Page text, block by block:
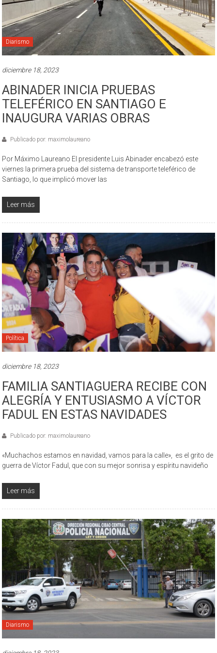
Diarismo
diciembre 18, 2023
ABINADER INICIA PRUEBAS
TELEFÉRICO EN SANTIAGO E
INAUGURA VARIAS OBRAS
Publicado por: maximolaureano
Por Máximo Laureano El presidente Luis Abinader encabezó este
viernes la primera prueba del sistema de transporte teleférico de
Santiago, lo que implicó mover las
Leer más
Política
diciembre 18, 2023
FAMILIA SANTIAGUERA RECIBE CON
ALEGRÍA Y ENTUSIASMO A VÍCTOR
FADUL EN ESTAS NAVIDADES
Publicado por: maximolaureano
«Muchachos estamos en navidad, vamos para la calle», es el grito de
guerra de Víctor Fadul, que con su mejor sonrisa y espíritu navideño
Leer más
Diarismo